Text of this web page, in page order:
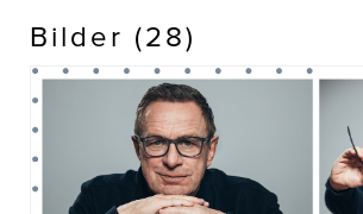
Bilder (28)